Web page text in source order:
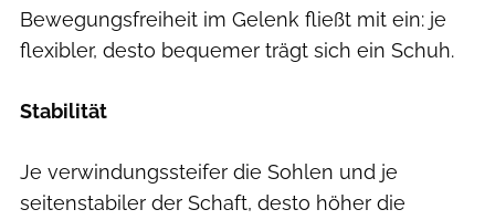
Bewegungsfreiheit im Gelenk fließt mit ein: je
flexibler, desto bequemer trägt sich ein Schuh.
Stabilität
Je verwindungssteifer die Sohlen und je
seitenstabiler der Schaft, desto höher die